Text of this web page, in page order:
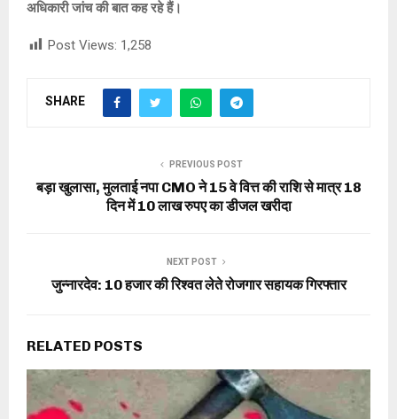
अधिकारी जांच की बात कह रहे हैं।
Post Views: 1,258
SHARE
PREVIOUS POST
बड़ा खुलासा, मुलताई नपा CMO ने 15 वे वित्त की राशि से मात्र 18
दिन में 10 लाख रुपए का डीजल खरीदा
NEXT POST
जुन्नारदेव: 10 हजार की रिश्वत लेते रोजगार सहायक गिरफ्तार
RELATED POSTS